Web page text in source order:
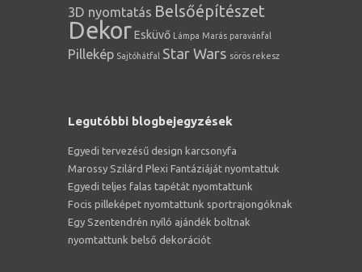
3D nyomtatás Belsőépítészet
DekorEsküvő Lámpa Marás paravánfal
Pillekép Sajtóhátfal Star Wars sörös rekesz
Legutóbbi blogbejegyzések
Egyedi tervezésű design karcsonyfa
Marossy Szilárd Plexi Fantáziáját nyomtattuk
Egyedi teljes falas tapétát nyomtattunk
Focis pilleképet nyomtattunk sportrajongóknak
Egy Szentendrén nyíló ajándék boltnak
nyomtattunk belső dekorációt